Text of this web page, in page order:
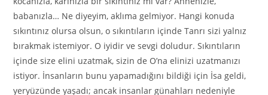
babanızla… Ne diyeyim, aklıma gelmiyor. Hangi konuda
sıkıntınız olursa olsun, o sıkıntıların içinde Tanrı sizi yalnız
bırakmak istemiyor. O iyidir ve sevgi doludur. Sıkıntıların
içinde size elini uzatmak, sizin de O’na elinizi uzatmanızı
istiyor. İnsanların bunu yapamadığını bildiği için İsa geldi,
yeryüzünde yaşadı; ancak insanlar günahları nedeniyle